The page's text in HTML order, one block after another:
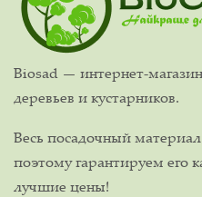
Biosad — интернет-
деревьев и кустарников.
Весь посадочный
поэтому гарантируем его
лучшие цены!